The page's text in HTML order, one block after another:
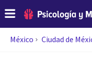
México Ciudad de